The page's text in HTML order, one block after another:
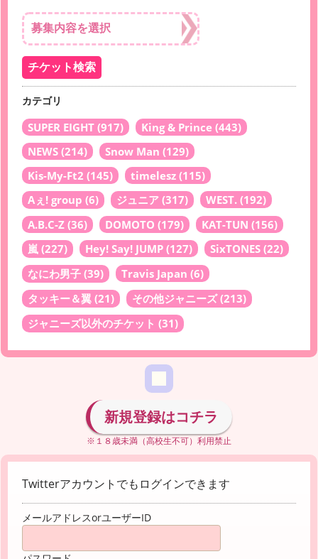
カテゴリ
SUPER EIGHT (917) King & Prince (443)
NEWS (214) Snow Man (129)
Kis-My-Ft2 (145) timelesz (115)
Aぇ! group (6) ジュニア (317) WEST. (192)
A.B.C-Z (36) DOMOTO (179) KAT-TUN (156)
嵐 (227) Hey! Say! JUMP (127) SixTONES (22)
なにわ男子 (39) Travis Japan (6)
タッキー＆翼 (21) その他ジャニーズ(213)
ジャニーズ以外のチケット (31)
新規登録はコチラ
※１８歳未満（高校生不可）利用禁止
Twitterアカウントでもログインできます
メールアドレスorユーザーID